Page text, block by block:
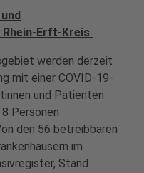
Erft-Kreis
werden derzeit
mit einer COVID-19-
und Patienten
Personen
den 56 betreibbaren
im
Stand